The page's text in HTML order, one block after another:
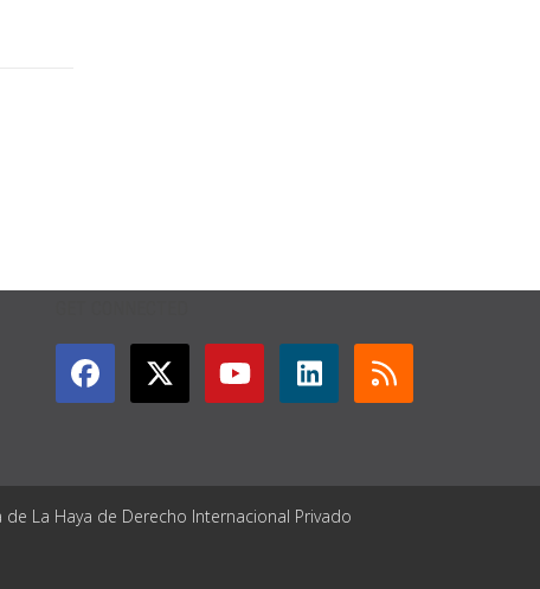
La Haya de Derecho Internacional Privado